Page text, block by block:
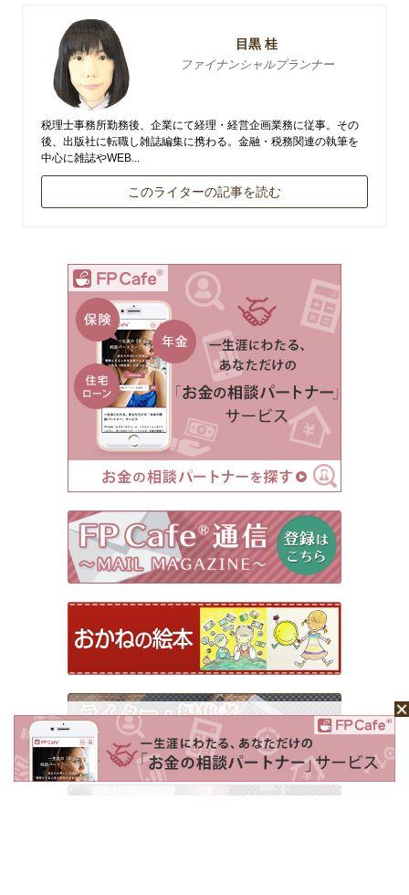
目黒 桂
ファイナンシャルプランナー
税理士事務所勤務後、企業にて経理・経営企画業務に従事。その
後、出版社に転職し雑誌編集に携わる。金融・税務関連の執筆を
中心に雑誌やWEB...
このライターの記事を読む